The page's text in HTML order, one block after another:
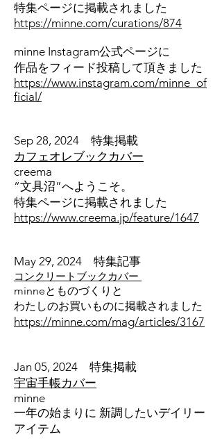
特集ページに掲載されました
https://minne.com/curations/874
minne Instagram公式ページに
作品をフィード投稿して頂きました
https://www.instagram.com/minne_of
ficial/
Sep 28, 2024 特集掲載
カフェオレブックカバー
creema
“文具沼”へようこそ。
特集ページに掲載されました
https://www.creema.jp/feature/1647
May 29, 2024 特集記事
コンクリートブックカバー
minneとものづくりと
わたしのお買いものに掲載されました
https://minne.com/mag/articles/3167
Jan 05, 2024 特集掲載
宇宙手帳カバー
minne
一年の始まりに 新調したいデイリー
アイテム